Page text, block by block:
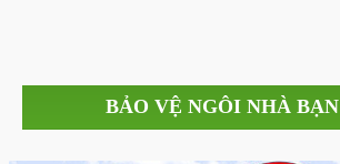
BẢO VỆ NGÔI NHÀ BẠN